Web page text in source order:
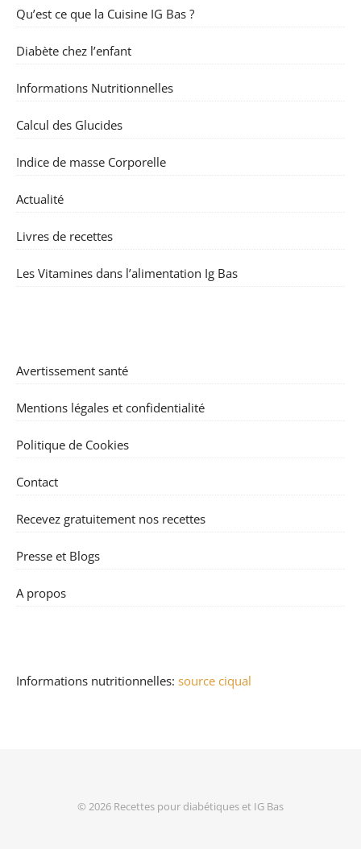
Qu’est ce que la Cuisine IG Bas ?
Diabète chez l’enfant
Informations Nutritionnelles
Calcul des Glucides
Indice de masse Corporelle
Actualité
Livres de recettes
Les Vitamines dans l’alimentation Ig Bas
Avertissement santé
Mentions légales et confidentialité
Politique de Cookies
Contact
Recevez gratuitement nos recettes
Presse et Blogs
A propos
Informations nutritionnelles: source ciqual
© 2026 Recettes pour diabétiques et IG Bas